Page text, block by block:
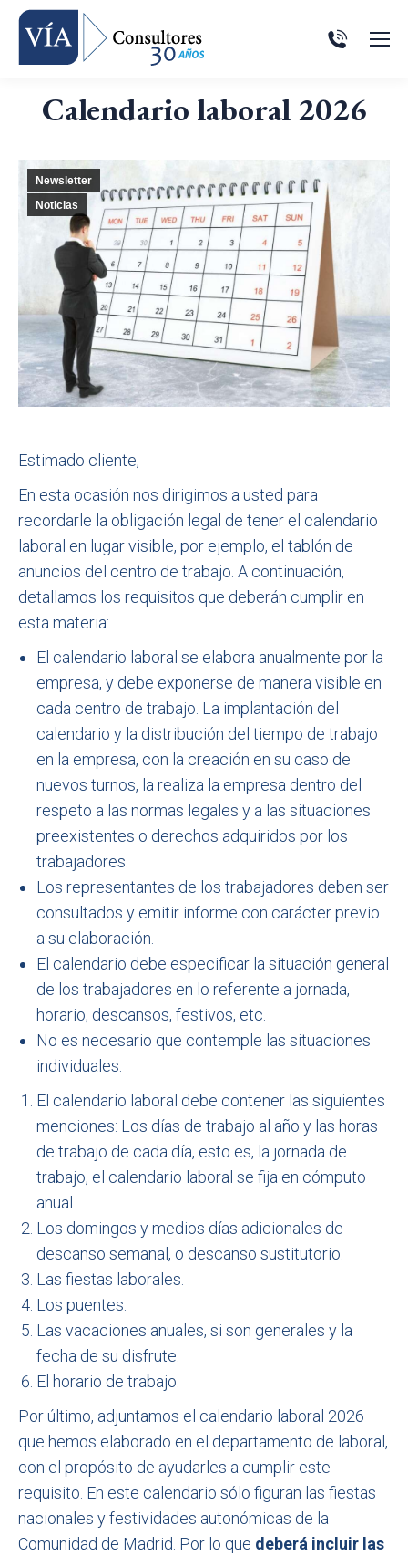
Calendario laboral 2026
Newsletter
Noticias
Estimado cliente,
En esta ocasión nos dirigimos a usted para
recordarle la obligación legal de tener el calendario
laboral en lugar visible, por ejemplo, el tablón de
anuncios del centro de trabajo. A continuación,
detallamos los requisitos que deberán cumplir en
esta materia:
El calendario laboral se elabora anualmente por la
empresa, y debe exponerse de manera visible en
cada centro de trabajo. La implantación del
calendario y la distribución del tiempo de trabajo
en la empresa, con la creación en su caso de
nuevos turnos, la realiza la empresa dentro del
respeto a las normas legales y a las situaciones
preexistentes o derechos adquiridos por los
trabajadores.
Los representantes de los trabajadores deben ser
consultados y emitir informe con carácter previo
a su elaboración.
El calendario debe especificar la situación general
de los trabajadores en lo referente a jornada,
horario, descansos, festivos, etc.
No es necesario que contemple las situaciones
individuales.
El calendario laboral debe contener las siguientes
menciones: Los días de trabajo al año y las horas
de trabajo de cada día, esto es, la jornada de
trabajo, el calendario laboral se fija en cómputo
anual.
Los domingos y medios días adicionales de
descanso semanal, o descanso sustitutorio.
Las fiestas laborales.
Los puentes.
Las vacaciones anuales, si son generales y la
fecha de su disfrute.
El horario de trabajo.
Por último, adjuntamos el calendario laboral 2026
que hemos elaborado en el departamento de laboral,
con el propósito de ayudarles a cumplir este
requisito. En este calendario sólo figuran las fiestas
nacionales y festividades autonómicas de la
Comunidad de Madrid. Por lo que deberá incluir las